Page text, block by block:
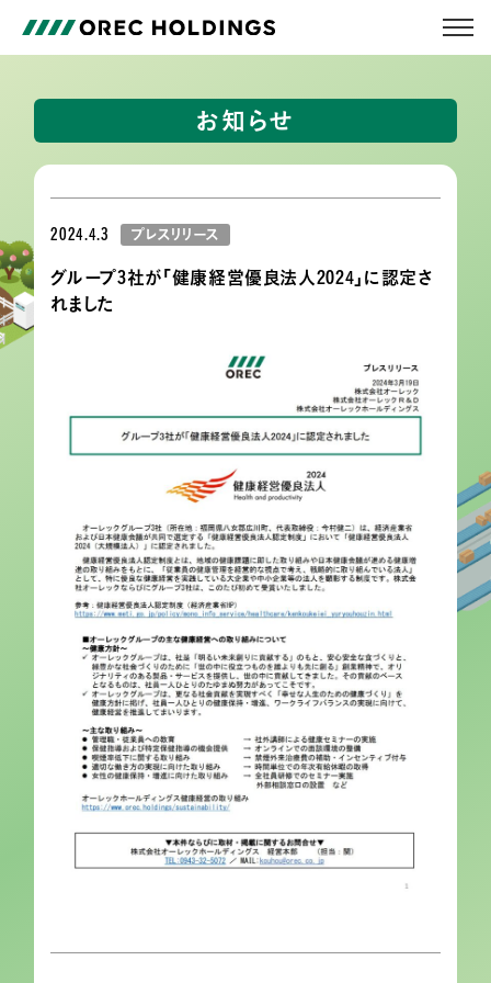
お知らせ
2024.4.3 プレスリリース
グループ3社が「健康経営優良法人2024」に認定さ
れました